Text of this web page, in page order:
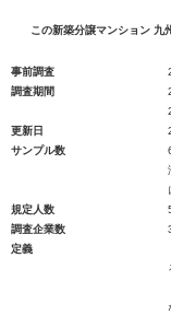
この新築分譲マンション 九
事前調査
調査期間
更新日
サンプル数
規定人数
調査企業数
定義